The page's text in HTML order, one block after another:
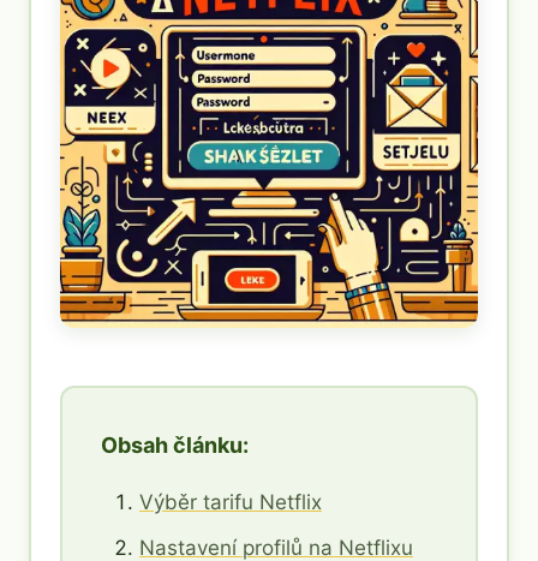
Obsah článku:
Výběr tarifu Netflix
Nastavení profilů na Netflixu